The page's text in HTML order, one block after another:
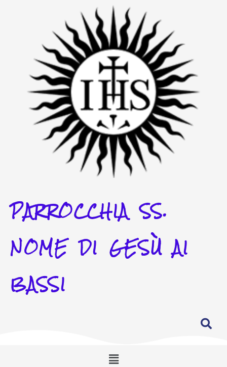
PARROCCHIA SS.
NOME DI GESÙ AI
BASSI
Menu